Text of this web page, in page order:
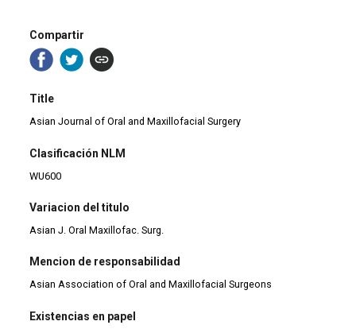
Compartir
Title
Asian Journal of Oral and Maxillofacial Surgery
Clasificación NLM
WU600
Variacion del titulo
Asian J. Oral Maxillofac. Surg.
Mencion de responsabilidad
Asian Association of Oral and Maxillofacial Surgeons
Existencias en papel